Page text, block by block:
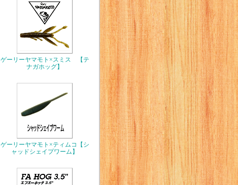
ゲーリーヤマモト×スミス 【テ
ナガホッグ】
ゲーリーヤマモト×ティムコ【シ
ャッドシェイプワーム】